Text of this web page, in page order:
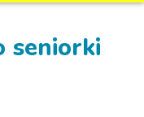
seniorki